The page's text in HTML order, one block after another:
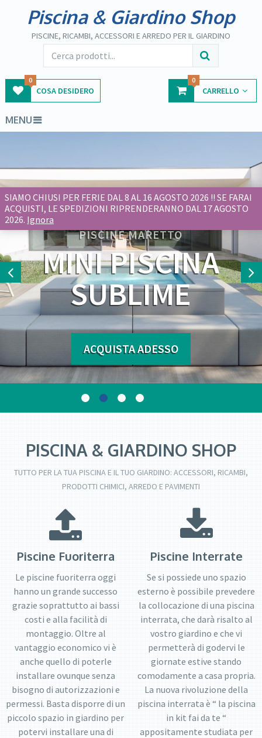
Piscina & Giardino Shop
PISCINE, RICAMBI, ACCESSORI E ARREDO PER IL GIARDINO
COSA DESIDERO
0
CARRELLO
0
MENU
Novità Piscine 2025
PISCINE MARETTO
MINI PISCINA
SUBLIME
ACQUISTA ADESSO
PISCINA & GIARDINO SHOP
TUTTO PER LA TUA PISCINA E IL TUO GIARDINO: ACCESSORI, RICAMBI,
PRODOTTI CHIMICI, ARREDO E PAVIMENTI
Piscine Fuoriterra
Le piscine fuoriterra oggi
hanno un grande successo
grazie soprattutto ai bassi
costi e alla facilità di
montaggio. Oltre al
vantaggio economico vi è
anche quello di poterle
installare ovunque senza
bisogno di autorizzazioni e
permessi. Basta disporre di un
piccolo spazio in giardino per
potervi installare una di
Piscine Interrate
Se si possiede uno spazio
esterno è possibile prevedere
la collocazione di una piscina
interrata, che darà risalto al
vostro giardino e che vi
permetterà di godervi le
giornate estive stando
comodamente a casa propria.
La nuova rivoluzione della
piscina interrata è “ la piscina
in kit fai da te “
appositamente studiata per
SIAMO CHIUSI PER FERIE DAL 8 AL 16 AGOSTO 2026 !! SE FARAI
ACQUISTI, LE SPEDIZIONI RIPRENDERANNO DAL 17 AGOSTO
2026. Ignora